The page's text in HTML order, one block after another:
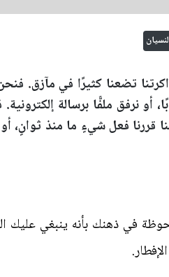
تضعنا كثيرًا في مآزق.
نرفق ملفًّا برسالة
قررنا فعل شيءٍ ما منذ ثوانٍ،
في ذهنك بأنه ينبغي عليك